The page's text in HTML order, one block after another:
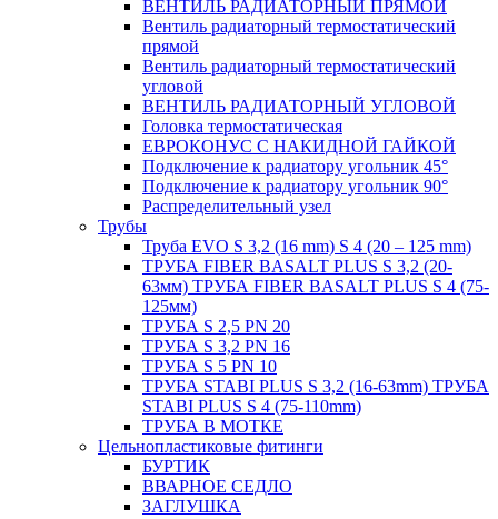
ВЕНТИЛЬ РАДИАТОРНЫЙ ПРЯМОЙ
Вентиль радиаторный термостатический
прямой
Вентиль радиаторный термостатический
угловой
ВЕНТИЛЬ РАДИАТОРНЫЙ УГЛОВОЙ
Головка термостатическая
ЕВРОКОНУС С НАКИДНОЙ ГАЙКОЙ
Подключение к радиатору угольник 45°
Подключение к радиатору угольник 90°
Распределительный узел
Трубы
Труба EVO S 3,2 (16 mm) S 4 (20 – 125 mm)
ТРУБА FIBER BASALT PLUS S 3,2 (20-
63мм) ТРУБА FIBER BASALT PLUS S 4 (75-
125мм)
ТРУБА S 2,5 PN 20
ТРУБА S 3,2 PN 16
ТРУБА S 5 PN 10
ТРУБА STABI PLUS S 3,2 (16-63mm) ТРУБА
STABI PLUS S 4 (75-110mm)
ТРУБА В МОТКЕ
Цельнопластиковые фитинги
БУРТИК
ВВАРНОЕ СЕДЛО
ЗАГЛУШКА